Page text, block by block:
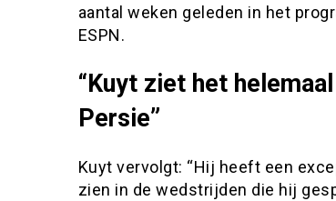
aantal weken geleden in het
ESPN.
“Kuyt ziet het
Persie”
Kuyt vervolgt: “Hij heeft een
zien in de wedstrijden die hij